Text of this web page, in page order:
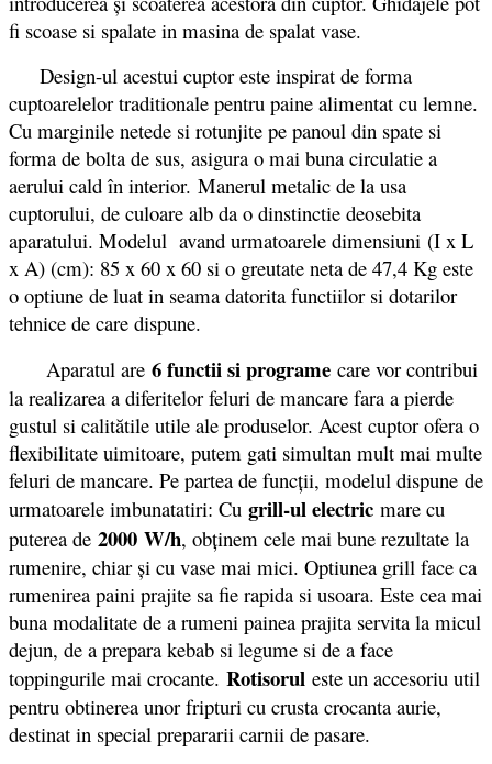
fi scoase si spalate in masina de spalat vase.
Design-ul acestui cuptor este inspirat de forma
cuptoarelelor traditionale pentru paine alimentat cu lemne.
Cu marginile netede si rotunjite pe panoul din spate si
forma de bolta de sus, asigura o mai buna circulatie a
aerului cald în interior. Manerul metalic de la usa
cuptorului, de culoare alb da o dinstinctie deosebita
aparatului. Modelul avand urmatoarele dimensiuni (I x L
x A) (cm): 85 x 60 x 60 si o greutate neta de 47,4 Kg este
o optiune de luat in seama datorita functiilor si dotarilor
tehnice de care dispune.
Aparatul are 6 functii si programe care vor contribui
la realizarea a diferitelor feluri de mancare fara a pierde
gustul si calitătile utile ale produselor. Acest cuptor ofera o
flexibilitate uimitoare, putem gati simultan mult mai multe
feluri de mancare. Pe partea de funcții, modelul dispune de
urmatoarele imbunatatiri: Cu grill-ul electric mare cu
puterea de 2000 W/h, obţinem cele mai bune rezultate la
rumenire, chiar şi cu vase mai mici. Optiunea grill face ca
rumenirea paini prajite sa fie rapida si usoara. Este cea mai
buna modalitate de a rumeni painea prajita servita la micul
dejun, de a prepara kebab si legume si de a face
toppingurile mai crocante. Rotisorul este un accesoriu util
pentru obtinerea unor fripturi cu crusta crocanta aurie,
destinat in special prepararii carnii de pasare.